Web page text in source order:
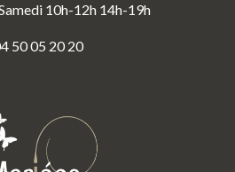
10h-12h 14h-19h
50 05 20 20